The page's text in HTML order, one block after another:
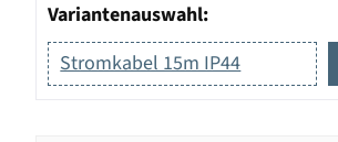
Variantenauswahl:
Stromkabel 15m IP44